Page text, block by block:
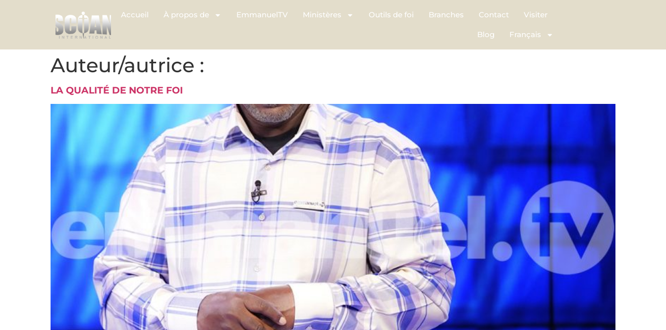
Accueil À propos de EmmanuelTV Ministères Outils de foi Branches Contact Visiter
Blog Français
Auteur/autrice :
LA QUALITÉ DE NOTRE FOI